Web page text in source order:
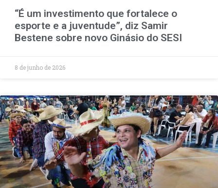
“É um investimento que fortalece o
esporte e a juventude”, diz Samir
Bestene sobre novo Ginásio do SESI
8 de junho de 2026